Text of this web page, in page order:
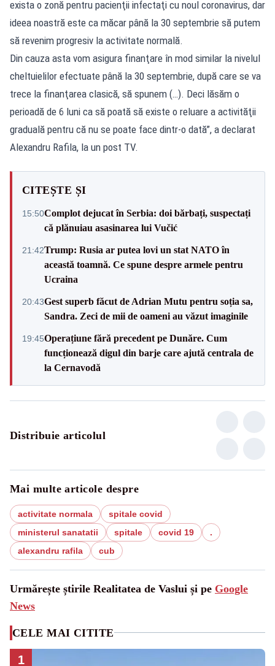
exista o zonă pentru pacienţii infectaţi cu noul coronavirus, dar
ideea noastră este ca măcar până la 30 septembrie să putem
să revenim progresiv la activitate normală.
Din cauza asta vom asigura finanţare în mod similar la nivelul
cheltuielilor efectuate până la 30 septembrie, după care se va
trece la finanţarea clasică, să spunem (…). Deci lăsăm o
perioadă de 6 luni ca să poată să existe o reluare a activităţii
graduală pentru că nu se poate face dintr-o dată”, a declarat
Alexandru Rafila, la un post TV.
CITEȘTE ȘI
15:50Complot dejucat în Serbia: doi bărbați, suspectați
că plănuiau asasinarea lui Vučić
21:42Trump: Rusia ar putea lovi un stat NATO în
această toamnă. Ce spune despre armele pentru
Ucraina
20:43Gest superb făcut de Adrian Mutu pentru soția sa,
Sandra. Zeci de mii de oameni au văzut imaginile
19:45Operațiune fără precedent pe Dunăre. Cum
funcționează digul din barje care ajută centrala de
la Cernavodă
Distribuie articolul
Mai multe articole despre
activitate normala
spitale covid
ministerul sanatatii
spitale covid 19
.
alexandru rafila
cub
Urmărește știrile Realitatea de Vaslui și pe Google
News
CELE MAI CITITE
1